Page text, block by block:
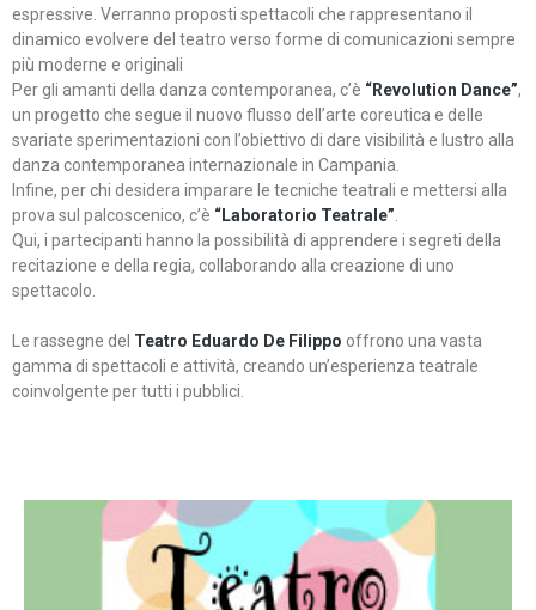
espressive. Verranno proposti spettacoli che rappresentano il
dinamico evolvere del teatro verso forme di comunicazioni sempre
più moderne e originali
Per gli amanti della danza contemporanea, c’è “Revolution Dance”,
un progetto che segue il nuovo flusso dell’arte coreutica e delle
svariate sperimentazioni con l’obiettivo di dare visibilità e lustro alla
danza contemporanea internazionale in Campania.
Infine, per chi desidera imparare le tecniche teatrali e mettersi alla
prova sul palcoscenico, c’è “Laboratorio Teatrale”
Qui, i partecipanti hanno la possibilità di apprendere i segreti della
recitazione e della regia, collaborando alla creazione di uno
spettacolo.
Le rassegne del Teatro Eduardo De Filippo offrono una vasta
gamma di spettacoli e attività, creando un’esperienza teatrale
coinvolgente per tutti i pubblici.
Continua